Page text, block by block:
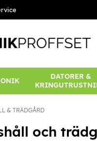
DATORER &
& TRÄDGÅRD
och